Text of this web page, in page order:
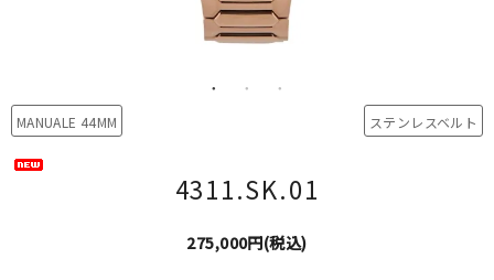
MANUALE 44MM ステンレスベルト
4311.SK.01
275,000円(税込)